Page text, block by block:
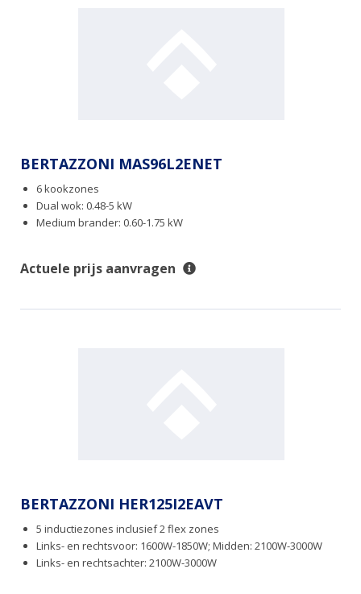
BERTAZZONI MAS96L2ENET
6 kookzones
Dual wok: 0.48-5 kW
Medium brander: 0.60-1.75 kW
Actuele prijs aanvragen
BERTAZZONI HER125I2EAVT
5 inductiezones inclusief 2 flex zones
Links- en rechtsvoor: 1600W-1850W; Midden: 2100W-3000W
Links- en rechtsachter: 2100W-3000W